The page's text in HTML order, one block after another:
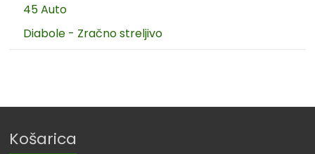
45 Auto
Diabole - Zračno streljivo
Košarica